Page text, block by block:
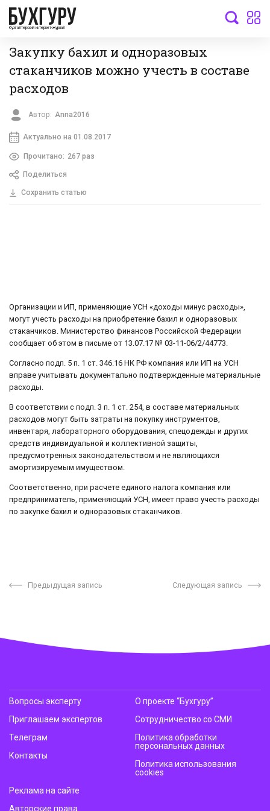
бухгалтерский интернет-журнал
Закупку бахил и одноразовых
стаканчиков можно учесть в составе
расходов
Автор: Anna2016
Актуально на 01.08.2017
Прочитано: 267 раз
Поделиться
Сохранить статью
Организации и ИП, применяющие УСН «доходы минус расходы»,
могут учесть расходы на приобретение бахил и одноразовых
стаканчиков. Министерство финансов Российской Федерации
сообщает об этом в письме от 13.07.17 № 03-11-06/2/44773.
Согласно подп. 5 п. 1 ст. 346.16 НК РФ компания или ИП на УСН
вправе учитывать документально подтвержденные материальные
расходы.
В соответствии с подп. 3 п. 1 ст. 254, в составе материальных
расходов могут быть затраты на покупку инструментов,
инвентаря, лабораторного оборудования, спецодежды и других
средств индивидуальной и коллективной защиты,
предусмотренных законодательством и не являющихся
амортизируемым имуществом.
Соответственно, при расчете единого налога компания или
предприниматель, применяющий УСН, имеет право учесть расходы
по закупке бахил и одноразовых стаканчиков.
Предыдущая запись Следующая запись
Вопросы эксперту
Приглашаем экспертов
Телеграм
Контакты
О проекте “Бухгуру”
Сотрудничество со СМИ
Политика обработки
персональных данных
Политика использования
cookies
Реклама на сайте
Авторские права